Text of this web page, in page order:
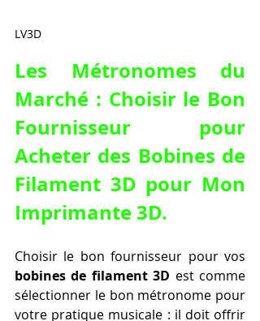
LV3D
Les Métronomes du
Marché : Choisir le Bon
Acheter des Bobines de
Filament 3D pour Mon
Imprimante 3D.
bobines de filament 3D est comme
sélectionner le bon métronome pour
votre pratique musicale : il doit offrir